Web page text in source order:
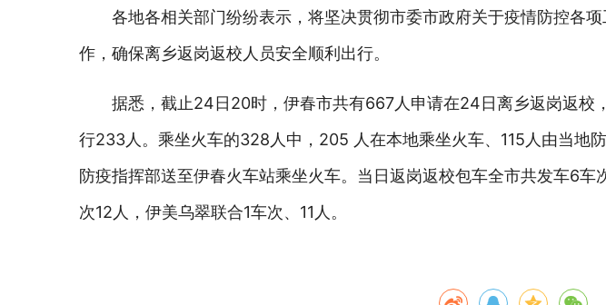
各地各相关部门纷纷表示，将坚决贯彻市委市政府关于疫情防控各
作，确保离乡返岗返校人员安全顺利出行。
据悉，截止24日20时，伊春市共有667人申请在24日离乡返岗返校
行233人。乘坐火车的328人中，205 人在本地乘坐火车、115人由当地
防疫指挥部送至伊春火车站乘坐火车。当日返岗返校包车全市共发车6
次12人，伊美乌翠联合1车次、11人。